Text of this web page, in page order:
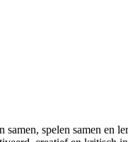
spelen samen en